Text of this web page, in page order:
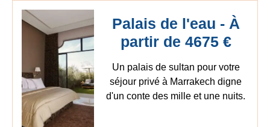
Palais de l'eau - À
partir de 4675 €
Un palais de sultan pour votre
séjour privé à Marrakech digne
d'un conte des mille et une nuits.